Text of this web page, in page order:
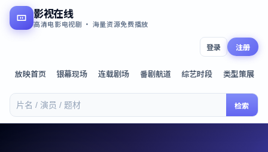
影视在线
高清电影电视剧 · 海量资源免费播放
放映首页 银幕现场 连载剧场 番剧航道 综艺时段 类型策展
检索
登录 注册